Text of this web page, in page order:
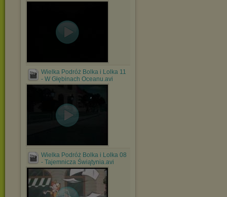
Wielka Podróż Bolka i Lolka 11
- W Głębinach Oceanu.avi
Wielka Podróż Bolka i Lolka 08
- Tajemnicza Świątynia.avi